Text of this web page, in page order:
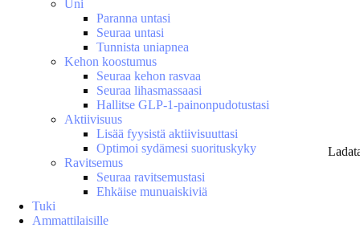
Uni
Paranna untasi
Seuraa untasi
Tunnista uniapnea
Kehon koostumus
Seuraa kehon rasvaa
Seuraa lihasmassaasi
Hallitse GLP-1-painonpudotustasi
Aktiivisuus
Lisää fyysistä aktiivisuuttasi
Optimoi sydämesi suorituskyky
Ravitsemus
Seuraa ravitsemustasi
Ehkäise munuaiskiviä
Tuki
Ammattilaisille